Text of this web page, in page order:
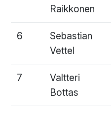
Raikkonen
6
Sebastian
Vettel
7
Valtteri
Bottas